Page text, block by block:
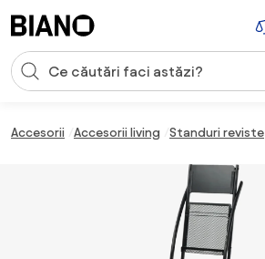
Introducerea căutării
Accesorii Accesorii living Standuri reviste